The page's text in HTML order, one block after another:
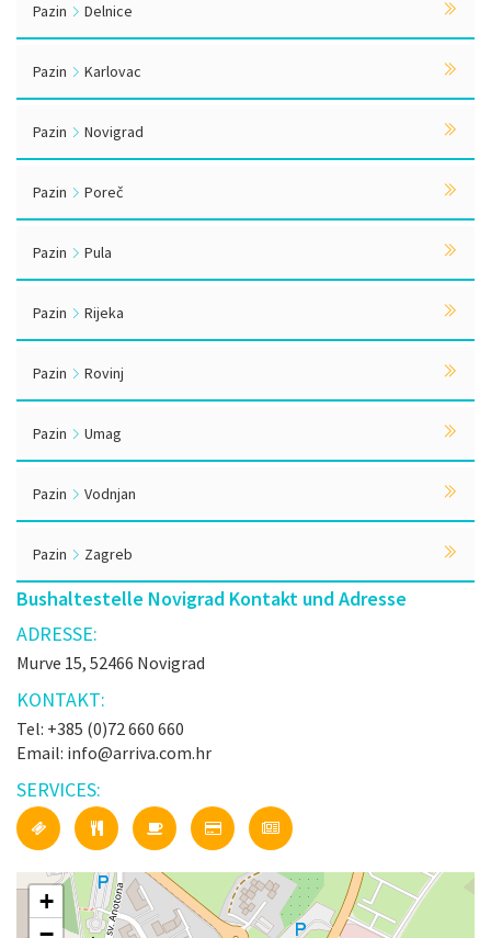
Pazin Delnice
Pazin Karlovac
Pazin Novigrad
Pazin Poreč
Pazin Pula
Pazin Rijeka
Pazin Rovinj
Pazin Umag
Pazin Vodnjan
Pazin Zagreb
Bushaltestelle Novigrad Kontakt und Adresse
ADRESSE:
Murve 15, 52466 Novigrad
KONTAKT:
Tel: +385 (0)72 660 660
Email: info@arriva.com.hr
SERVICES:
+